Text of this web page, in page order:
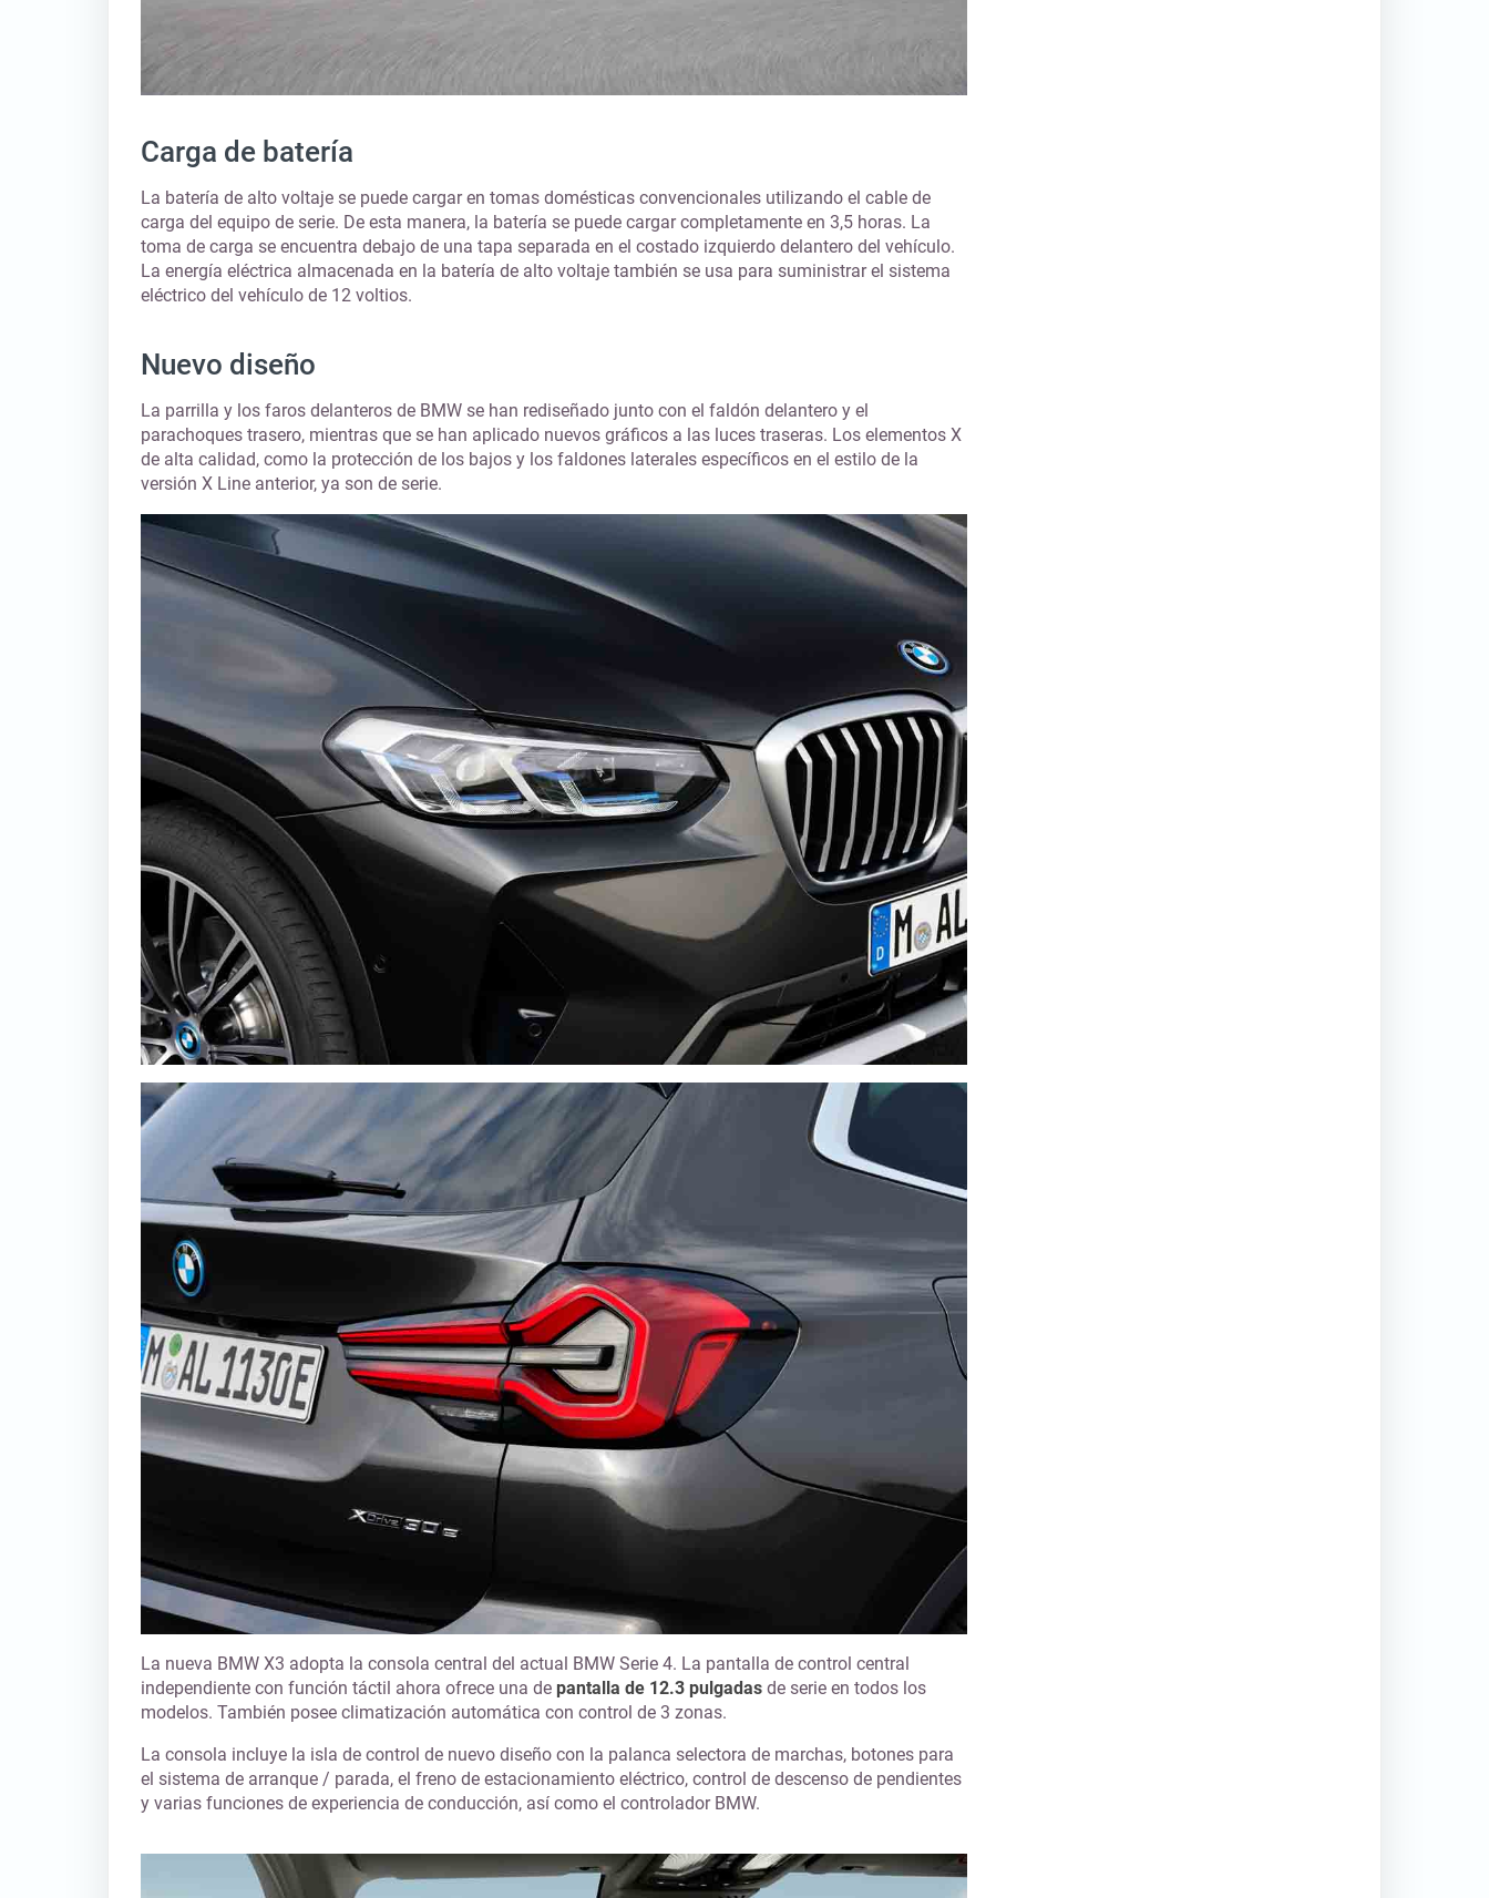
Carga de batería
La batería de alto voltaje se puede cargar en tomas domésticas convencionales utilizando el cable de
carga del equipo de serie. De esta manera, la batería se puede cargar completamente en 3,5 horas. La
toma de carga se encuentra debajo de una tapa separada en el costado izquierdo delantero del vehículo.
La energía eléctrica almacenada en la batería de alto voltaje también se usa para suministrar el sistema
eléctrico del vehículo de 12 voltios.
Nuevo diseño
La parrilla y los faros delanteros de BMW se han rediseñado junto con el faldón delantero y el
parachoques trasero, mientras que se han aplicado nuevos gráficos a las luces traseras. Los elementos X
de alta calidad, como la protección de los bajos y los faldones laterales específicos en el estilo de la
versión X Line anterior, ya son de serie.
La nueva BMW X3 adopta la consola central del actual BMW Serie 4. La pantalla de control central
independiente con función táctil ahora ofrece una depantalla de 12.3 pulgadasde serie en todos los
modelos. También posee climatización automática con control de 3 zonas.
La consola incluye la isla de control de nuevo diseño con la palanca selectora de marchas, botones para
el sistema de arranque / parada, el freno de estacionamiento eléctrico, control de descenso de pendientes
y varias funciones de experiencia de conducción, así como el controlador BMW.